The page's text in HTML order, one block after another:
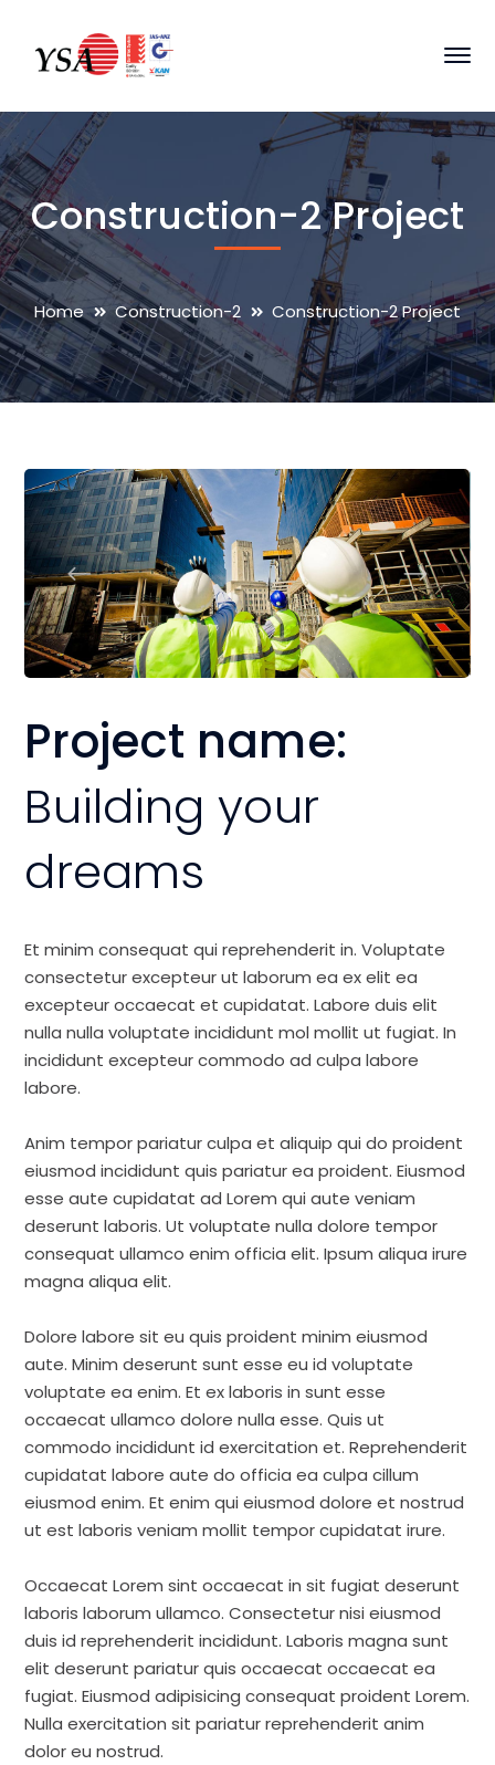
Construction-2 Project
Home Construction-2 Construction-2 Project
Project name:
Building your
dreams
Et minim consequat qui reprehenderit in. Voluptate
consectetur excepteur ut laborum ea ex elit ea
excepteur occaecat et cupidatat. Labore duis elit
nulla nulla voluptate incididunt mol mollit ut fugiat. In
incididunt excepteur commodo ad culpa labore
labore.
Anim tempor pariatur culpa et aliquip qui do proident
eiusmod incididunt quis pariatur ea proident. Eiusmod
esse aute cupidatat ad Lorem qui aute veniam
deserunt laboris. Ut voluptate nulla dolore tempor
consequat ullamco enim officia elit. Ipsum aliqua irure
magna aliqua elit.
Dolore labore sit eu quis proident minim eiusmod
aute. Minim deserunt sunt esse eu id voluptate
voluptate ea enim. Et ex laboris in sunt esse
occaecat ullamco dolore nulla esse. Quis ut
commodo incididunt id exercitation et. Reprehenderit
cupidatat labore aute do officia ea culpa cillum
eiusmod enim. Et enim qui eiusmod dolore et nostrud
ut est laboris veniam mollit tempor cupidatat irure.
Occaecat Lorem sint occaecat in sit fugiat deserunt
laboris laborum ullamco. Consectetur nisi eiusmod
duis id reprehenderit incididunt. Laboris magna sunt
elit deserunt pariatur quis occaecat occaecat ea
fugiat. Eiusmod adipisicing consequat proident Lorem.
Nulla exercitation sit pariatur reprehenderit anim
dolor eu nostrud.